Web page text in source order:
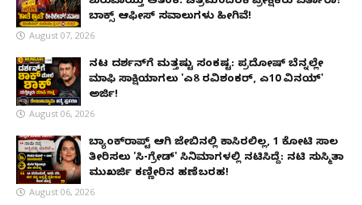
ಬಾಕ್ಸ್ ಆಫೀಸ್ ಸವಾಲುಗಳು ಹೀಗಿವೆ!
August 07, 2026
ನಟ ದರ್ಶನ್‌ಗೆ ಮತ್ತಷ್ಟು ಸಂಕಷ್ಟ: ಪ್ರದೋಷ್ ಬೆನ್ನಲ್ಲೇ
ಮಾಫಿ ಸಾಕ್ಷಿಯಾಗಲು 'ಎ8 ರವಿಶಂಕರ್, ಎ10 ವಿನಯ್'
ಅರ್ಜಿ!
August 06, 2026
ಬ್ಯಾಂಕ್‌ರಾಪ್ಟ್‌ ಆಗಿ ಜೇಬಿನಲ್ಲಿ ಕಾಸಿರಲಿಲ್ಲ, ₹1 ಕೋಟಿ ಸಾಲ
ತೀರಿಸಲು 'ಸಿ-ಗ್ರೇಡ್' ಸಿನಿಮಾಗಳಲ್ಲಿ ನಟಿಸಿದ್ದೆ: ನಟಿ ಸುಸ್ಮಿತಾ
ಮುಖರ್ಜಿ ಕಣ್ಣೀರಿನ ಹಣೆಬರಹ!
August 06, 2026